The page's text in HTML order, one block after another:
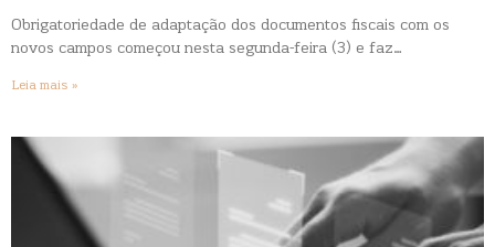
Obrigatoriedade de adaptação dos documentos fiscais com os
novos campos começou nesta segunda-feira (3) e faz…
Leia mais »